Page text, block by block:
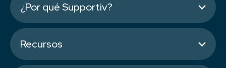
¿Por qué Supportiv?
Recursos